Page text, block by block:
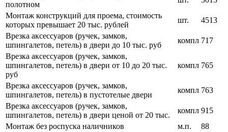
полотном
Монтаж конструкций для проема, стоимость
которых превышает 20 тыс. рублей
шт.
4513
Врезка аксессуаров (ручек, замков,
шпингалетов, петель) в двери до 10 тыс. руб
компл 717
Врезка аксессуаров (ручек, замков,
шпингалетов, петель) в двери от 10 до 20 тыс.
руб
компл 765
Врезка аксессуаров (ручек, замков,
шпингалетов, петель) в пустотелые двери
компл 763
Врезка аксессуаров (ручек, замков,
шпингалетов, петель) в двери ценой от 20 тыс.
компл 915
Монтаж без роспуска наличников
м.п. 88